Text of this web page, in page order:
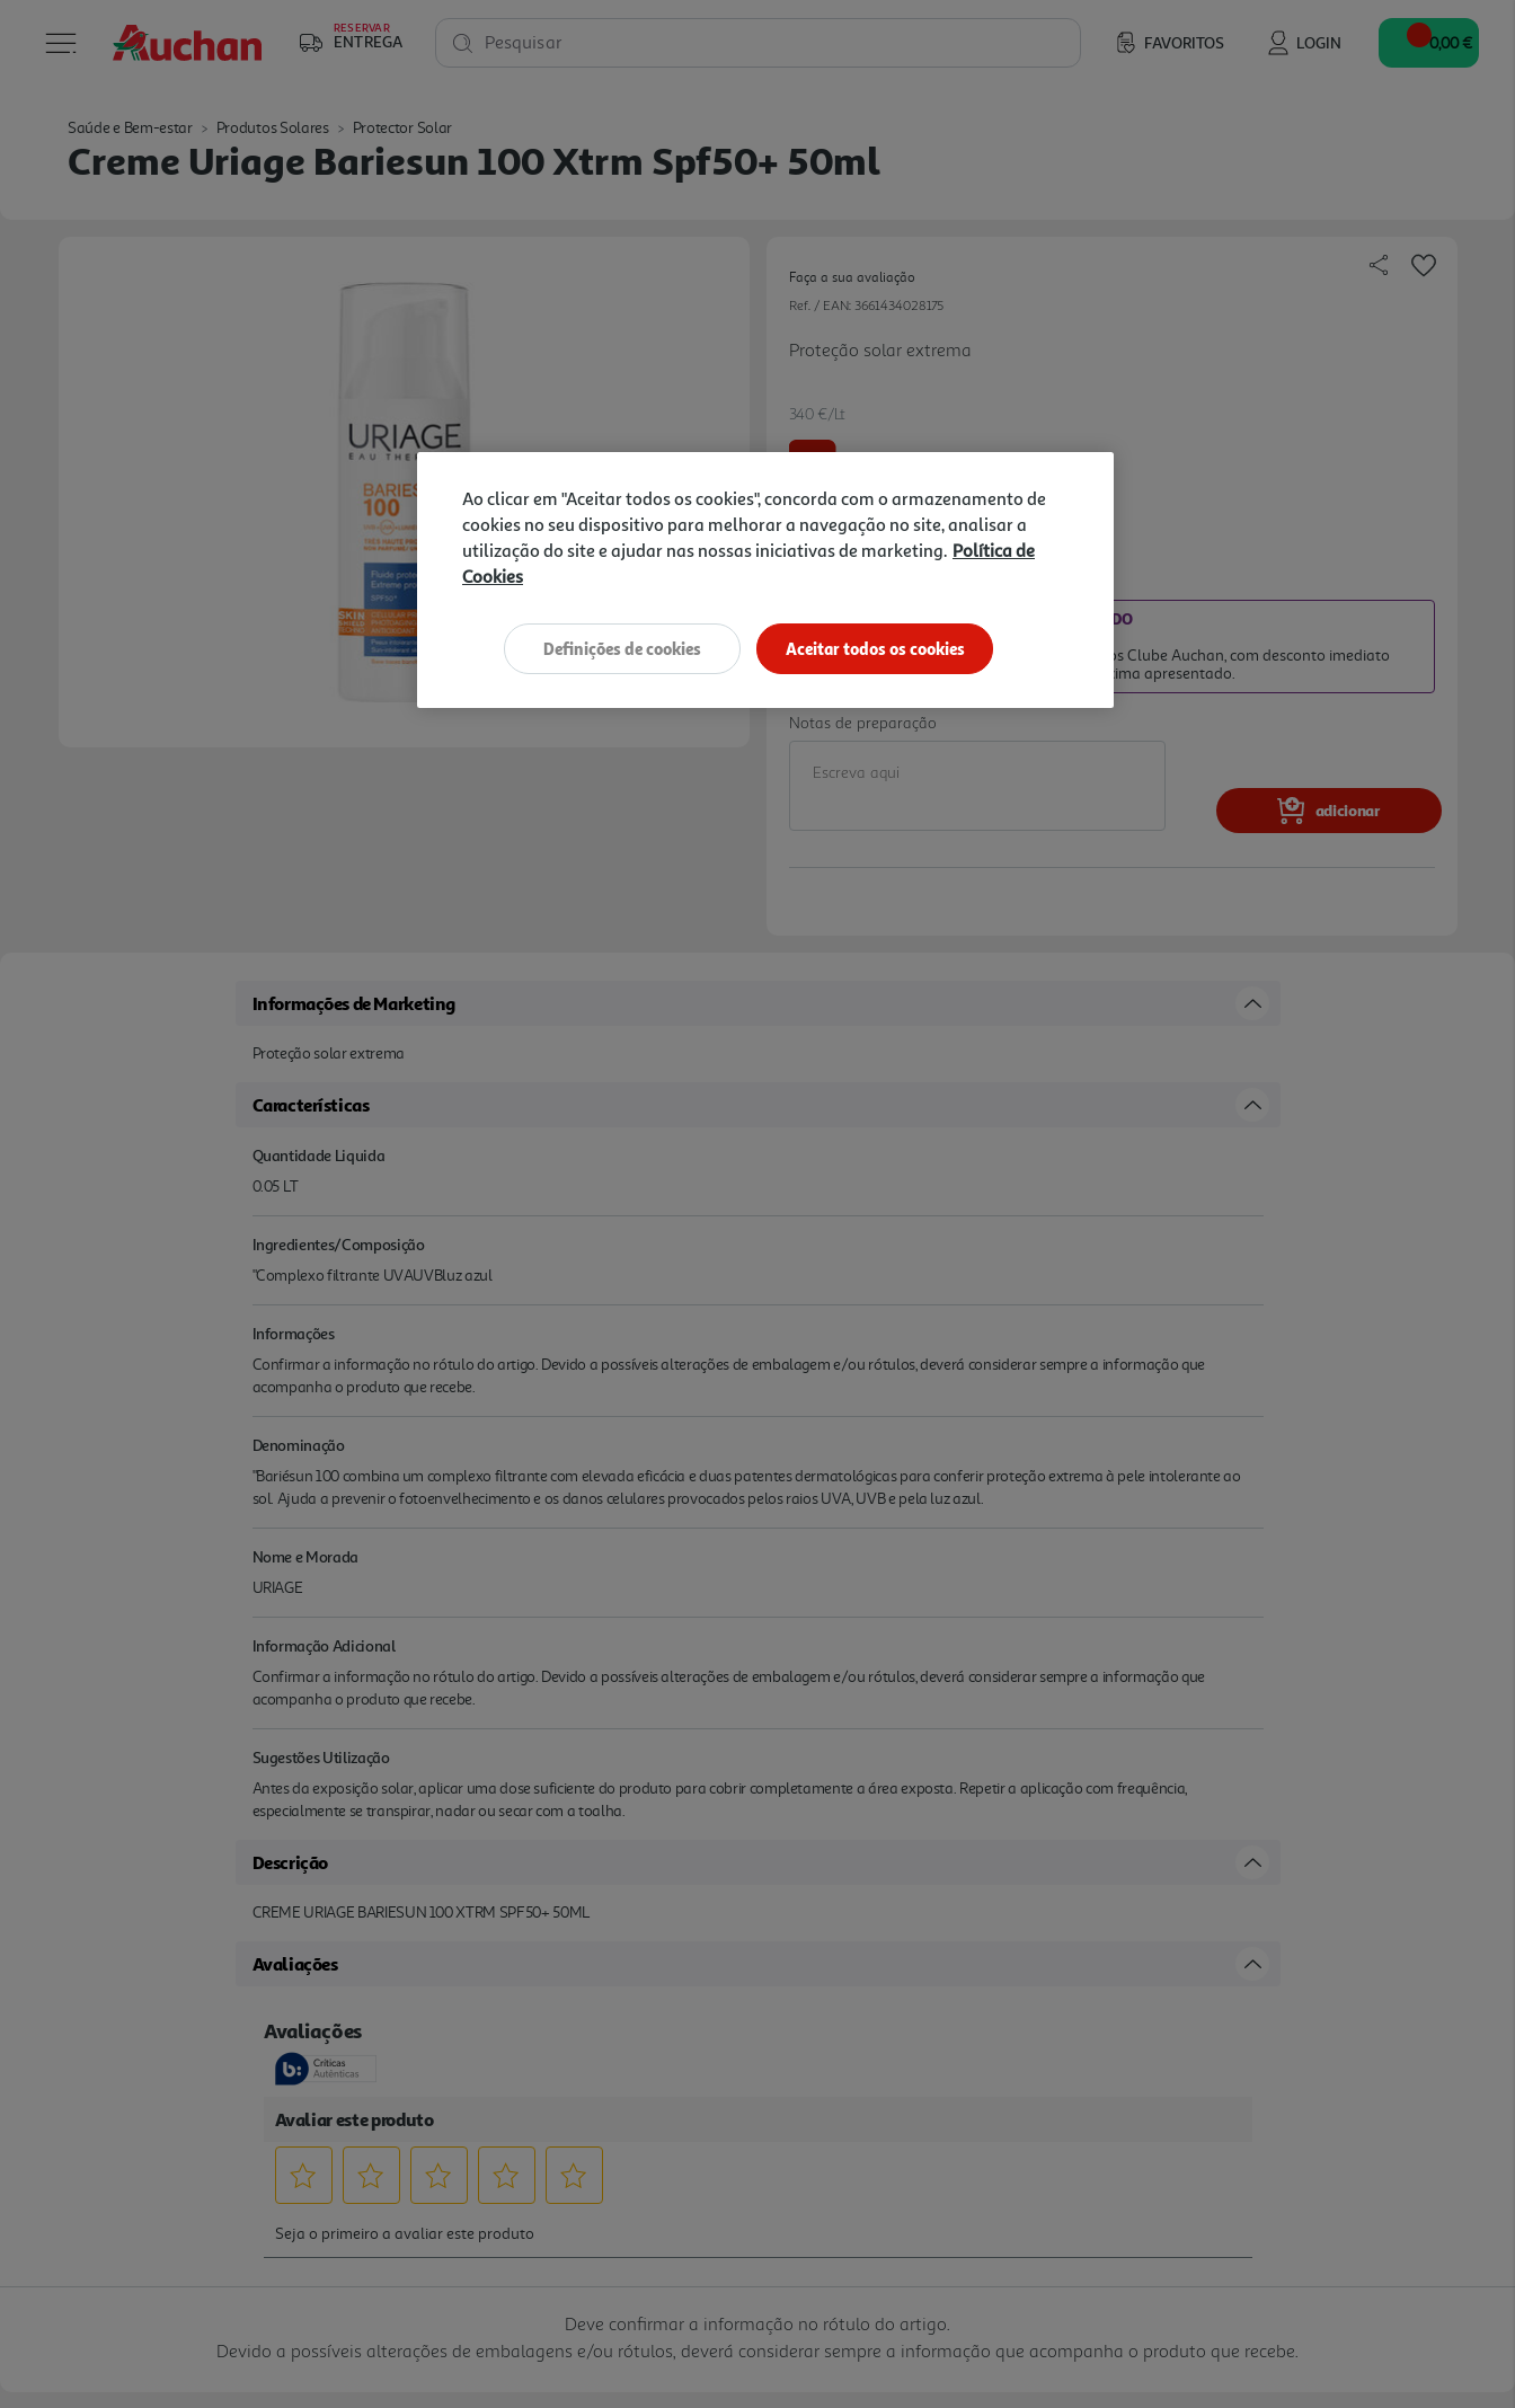
RESERVAR
ENTREGA FAVORITOS LOGIN
Pesquisar 0,00 €
Saúde e Bem-estar Produtos Solares Protector Solar
Creme Uriage Bariesun 100 Xtrm Spf50+ 50ml
Faça a sua avaliação
Ref. / EAN: 3661434028175
Proteção solar extrema
340 €/Lt
Price reduced from
to
17,00 €
-10% DESCONTO IMEDIATO INCLUÍDO
De 3/7/2026 a 1/9/2026
Preço exclusivo para clientes membros Clube Auchan, com desconto imediato
aplicado já refletido no preço final acima apresentado.
Notas de preparação
adicionar
Informações de Marketing
Proteção solar extrema
Características
Quantidade Liquida
0.05 LT
Ingredientes/Composição
"Complexo filtrante UVAUVBluz azul
Informações
Confirmar a informação no rótulo do artigo. Devido a possíveis alterações de embalagem e/ou rótulos, deverá considerar sempre a informação que
acompanha o produto que recebe.
Denominação
"Bariésun 100 combina um complexo filtrante com elevada eficácia e duas patentes dermatológicas para conferir proteção extrema à pele intolerante ao
sol. Ajuda a prevenir o fotoenvelhecimento e os danos celulares provocados pelos raios UVA, UVB e pela luz azul.
Nome e Morada
URIAGE
Informação Adicional
Confirmar a informação no rótulo do artigo. Devido a possíveis alterações de embalagem e/ou rótulos, deverá considerar sempre a informação que
acompanha o produto que recebe.
Sugestões Utilização
Antes da exposição solar, aplicar uma dose suficiente do produto para cobrir completamente a área exposta. Repetir a aplicação com frequência,
especialmente se transpirar, nadar ou secar com a toalha.
Descrição
CREME URIAGE BARIESUN 100 XTRM SPF50+ 50ML
Avaliações
Deve confirmar a informação no rótulo do artigo.
Devido a possíveis alterações de embalagens e/ou rótulos, deverá considerar sempre a informação que acompanha o produto que recebe.
Ao clicar em "Aceitar todos os cookies", concorda com o armazenamento de
cookies no seu dispositivo para melhorar a navegação no site, analisar a
utilização do site e ajudar nas nossas iniciativas de marketing. Política de
Cookies
Aceitar todos os cookies
Definições de cookies